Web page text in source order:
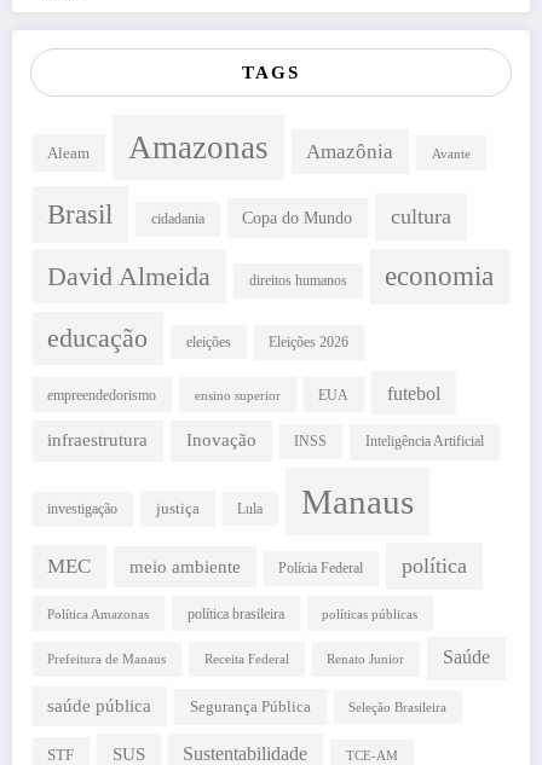
TAGS
Aleam Amazonas Amazônia Avante
Brasil cidadania Copa do Mundo cultura
David Almeida direitos humanos economia
educação eleições Eleições 2026
empreendedorismo ensino superior EUA futebol
infraestrutura Inovação INSS Inteligência Artificial
investigação justiça Lula Manaus
MEC meio ambiente Polícia Federal política
Política Amazonas política brasileira políticas públicas
Prefeitura de Manaus Receita Federal Renato Junior Saúde
saúde pública Segurança Pública Seleção Brasileira
STF SUS Sustentabilidade TCE-AM